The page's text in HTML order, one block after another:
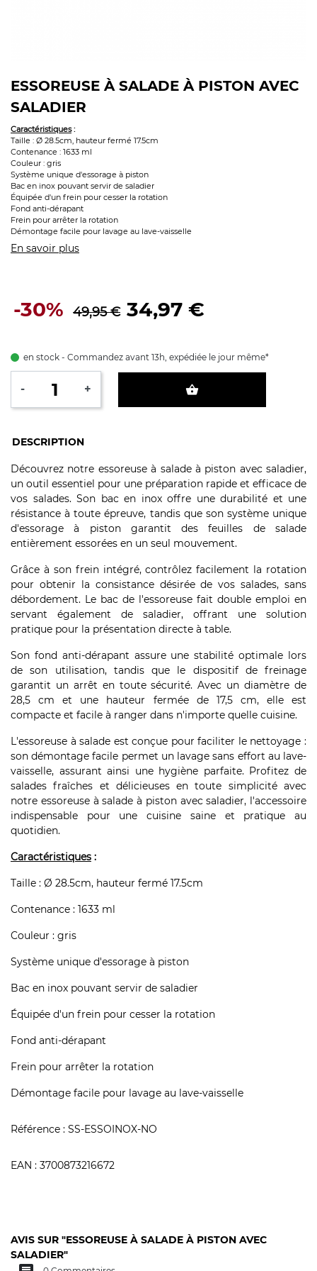
ESSOREUSE À SALADE À PISTON AVEC
SALADIER
Caractéristiques:
Taille : Ø 28.5cm, hauteur fermé 17.5cm
Contenance : 1633 ml
Couleur : gris
Système unique d'essorage à piston
Bac en inox pouvant servir de saladier
Équipée d'un frein pour cesser la rotation
Fond anti-dérapant
Frein pour arrêter la rotation
Démontage facile pour lavage au lave-vaisselle
En savoir plus
-30% 49,95 € 34,97 €
en stock - Commandez avant 13h, expédiée le jour même*
- + shopping_basket
DESCRIPTION
Découvrez notre essoreuse à salade à piston avec saladier,
un outil essentiel pour une préparation rapide et efficace de
vos salades. Son bac en inox offre une durabilité et une
résistance à toute épreuve, tandis que son système unique
d'essorage à piston garantit des feuilles de salade
entièrement essorées en un seul mouvement.
Grâce à son frein intégré, contrôlez facilement la rotation
pour obtenir la consistance désirée de vos salades, sans
débordement. Le bac de l'essoreuse fait double emploi en
servant également de saladier, offrant une solution
pratique pour la présentation directe à table.
Son fond anti-dérapant assure une stabilité optimale lors
de son utilisation, tandis que le dispositif de freinage
garantit un arrêt en toute sécurité. Avec un diamètre de
28,5 cm et une hauteur fermée de 17,5 cm, elle est
compacte et facile à ranger dans n'importe quelle cuisine.
L'essoreuse à salade est conçue pour faciliter le nettoyage :
son démontage facile permet un lavage sans effort au lave-
vaisselle, assurant ainsi une hygiène parfaite. Profitez de
salades fraîches et délicieuses en toute simplicité avec
notre essoreuse à salade à piston avec saladier, l'accessoire
indispensable pour une cuisine saine et pratique au
quotidien.
Caractéristiques :
Taille : Ø 28.5cm, hauteur fermé 17.5cm
Contenance : 1633 ml
Couleur : gris
Système unique d'essorage à piston
Bac en inox pouvant servir de saladier
Équipée d'un frein pour cesser la rotation
Fond anti-dérapant
Frein pour arrêter la rotation
Démontage facile pour lavage au lave-vaisselle
Référence : SS-ESSOINOX-NO
EAN : 3700873216672
AVIS SUR "ESSOREUSE À SALADE À PISTON AVEC
SALADIER"